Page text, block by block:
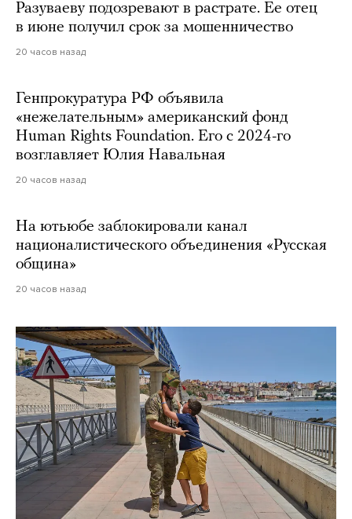
Разуваеву подозревают в растрате. Ее отец
в июне получил срок за мошенничество
20 часов назад
Генпрокуратура РФ объявила
«нежелательным» американский фонд
Human Rights Foundation. Его с 2024-го
возглавляет Юлия Навальная
20 часов назад
На ютьюбе заблокировали канал
националистического объединения «Русская
община»
20 часов назад